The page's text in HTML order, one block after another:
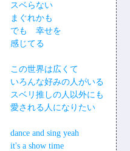
スベらない
まぐれかも
でも 幸せを
感じてる
この世界は広くて
いろんな好みの人がいる
スベリ推しの人以外にも
愛される人になりたい
dance and sing yeah
it's a show time